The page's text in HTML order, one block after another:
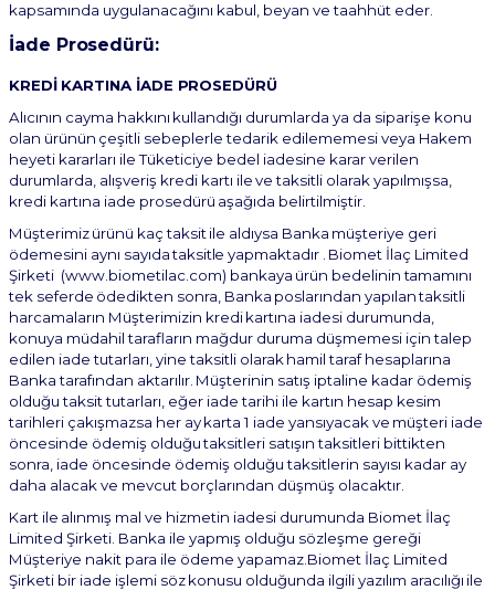
kapsamında uygulanacağını kabul, beyan ve taahhüt eder.
İade Prosedürü:
KREDİ KARTINA İADE PROSEDÜRÜ
Alıcının cayma hakkını kullandığı durumlarda ya da siparişe konu
olan ürünün çeşitli sebeplerle tedarik edilememesi veya Hakem
heyeti kararları ile Tüketiciye bedel iadesine karar verilen
durumlarda, alışveriş kredi kartı ile ve taksitli olarak yapılmışsa,
kredi kartına iade prosedürü aşağıda belirtilmiştir.
Müşterimizürünü kaç taksit ile aldıysa Banka müşteriye geri
ödemesini aynı sayıda taksitleyapmaktadır . Biomet İlaç Limited
Şirketi (www.biometilac.com) bankaya ürün bedelinin tamamını
tek seferde ödedikten sonra, Banka poslarından yapılan taksitli
harcamaların Müşterimizin kredi kartına iadesi durumunda,
konuya müdahil tarafların mağdur duruma düşmemesi için talep
edilen iade tutarları, yine taksitli olarak hamil taraf hesaplarına
Banka tarafından aktarılır. Müşterinin satış iptaline kadar ödemiş
olduğu taksit tutarları, eğer iade tarihi ile kartın hesap kesim
tarihleri çakışmazsa her ay karta 1 iade yansıyacak ve müşteri iade
öncesinde ödemiş olduğu taksitleri satışın taksitleri bittikten
sonra, iade öncesinde ödemiş olduğu taksitlerin sayısı kadar ay
daha alacak ve mevcut borçlarından düşmüş olacaktır.
Kart ile alınmış mal ve hizmetin iadesi durumunda Biomet İlaç
Limited Şirketi. Banka ile yapmış olduğu sözleşme gereği
Müşteriye nakit para ile ödeme yapamaz.Biomet İlaç Limited
Şirketi bir iade işlemi söz konusu olduğunda ilgiliyazılım aracılığı ile